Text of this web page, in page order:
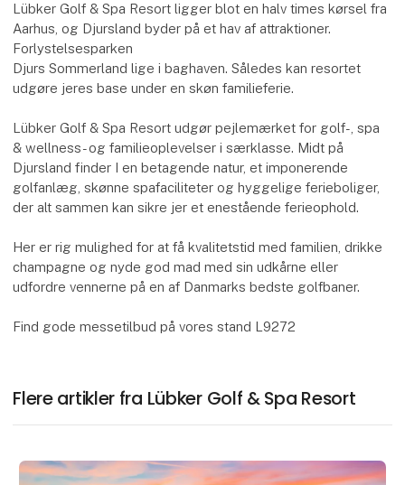
Lübker Golf & Spa Resort ligger blot en halv times kørsel fra
Aarhus, og Djursland byder på et hav af attraktioner.
Forlystelsesparken
Djurs Sommerland lige i baghaven. Således kan resortet
udgøre jeres base under en skøn familieferie.
Lübker Golf & Spa Resort udgør pejlemærket for golf-, spa
& wellness- og familieoplevelser i særklasse. Midt på
Djursland finder I en betagende natur, et imponerende
golfanlæg, skønne spafaciliteter og hyggelige ferieboliger,
der alt sammen kan sikre jer et enestående ferieophold.
Her er rig mulighed for at få kvalitetstid med familien, drikke
champagne og nyde god mad med sin udkårne eller
udfordre vennerne på en af Danmarks bedste golfbaner.
Find gode messetilbud på vores stand L9272
Flere artikler fra Lübker Golf & Spa Resort